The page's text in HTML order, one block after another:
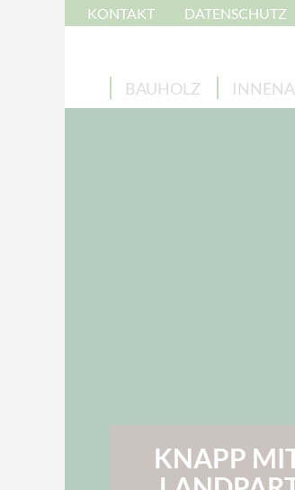
KONTAKT DATENSCHUTZ
BAUHOLZ
KNAPP